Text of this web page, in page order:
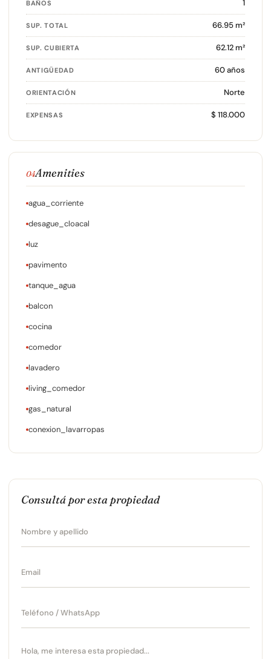
BAÑOS 1
SUP. TOTAL 66.95 m²
SUP. CUBIERTA 62.12 m²
ANTIGÜEDAD 60 años
ORIENTACIÓN Norte
EXPENSAS $ 118.000
04Amenities
agua_corriente
desague_cloacal
luz
pavimento
tanque_agua
balcon
cocina
comedor
lavadero
living_comedor
gas_natural
conexion_lavarropas
Consultá por esta propiedad